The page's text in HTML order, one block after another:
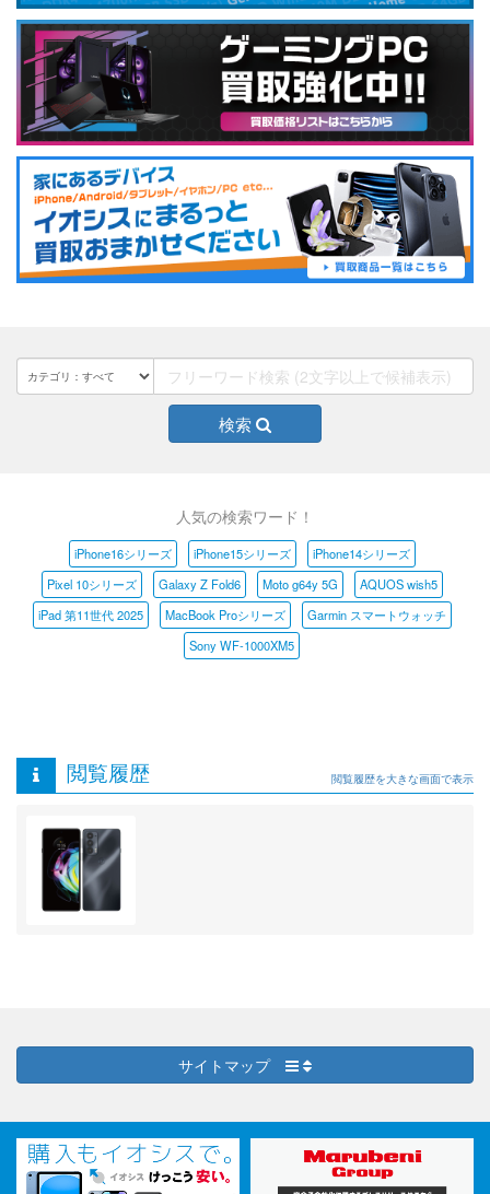
検索
人気の検索ワード！
iPhone16シリーズ iPhone15シリーズ
iPhone14シリーズ
Pixel 10シリーズ
Galaxy Z Fold6 Moto g64y 5G
AQUOS wish5
iPad 第11世代 2025
MacBook Proシリーズ
Garmin スマートウォッチ
Sony WF-1000XM5
閲覧履歴 閲覧履歴を大きな画面で表示
サイトマップ